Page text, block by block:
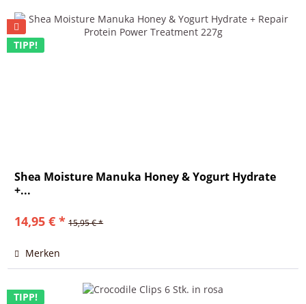
TIPP!
Shea Moisture Manuka Honey & Yogurt Hydrate
+...
14,95 € * 15,95 € *
Merken
TIPP!